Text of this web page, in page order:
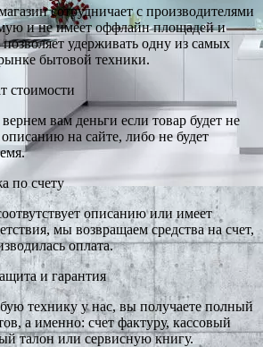
сотрудничает с производителями
и не имеет оффлайн площадей и
удерживать одну из самых
бытовой техники.
стоимости
вам деньги если товар будет не
описанию на сайте, либо не будет
по счету
описанию или имеет
мы возвращаем средства на счет,
оплата.
и гарантия
технику у нас, вы получаете полный
а именно: счет фактуру, кассовый
талон или сервисную книгу.